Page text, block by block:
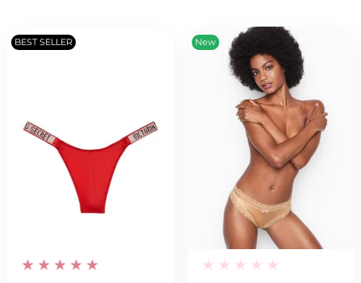
BEST SELLER New